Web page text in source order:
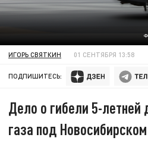
ИГОРЬ СВЯТКИН 01 СЕНТЯБРЯ 13:58
ПОДПИШИТЕСЬ:
Дело о гибели 5-летней
газа под